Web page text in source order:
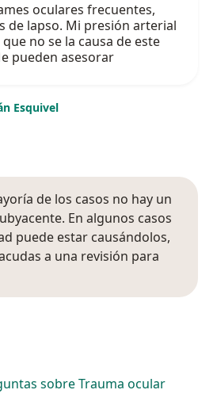
oculares frecuentes,
de lapso. Mi presión arterial
no se la causa de este
pueden asesorar
Esquivel
de los casos no hay un
En algunos casos
puede estar causándolos,
a una revisión para
sobre Trauma ocular